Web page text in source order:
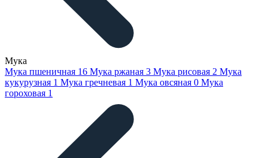
Мука
Мука пшеничная 16 Мука ржаная 3 Мука рисовая 2 Мука
кукурузная 1 Мука гречневая 1 Мука овсяная 0 Мука
гороховая 1